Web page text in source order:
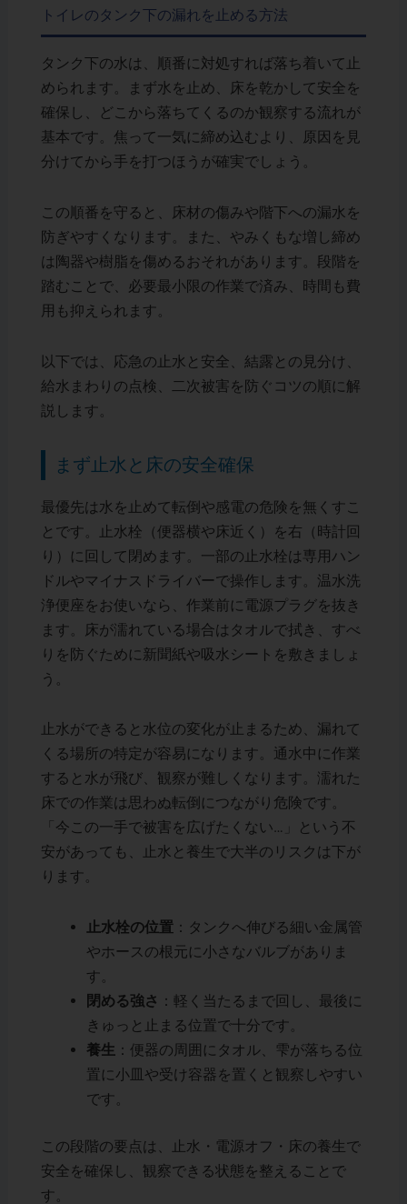
トイレのタンク下の漏れを止める方法
タンク下の水は、順番に対処すれば落ち着いて止
められます。まず水を止め、床を乾かして安全を
確保し、どこから落ちてくるのか観察する流れが
基本です。焦って一気に締め込むより、原因を見
分けてから手を打つほうが確実でしょう。
この順番を守ると、床材の傷みや階下への漏水を
防ぎやすくなります。また、やみくもな増し締め
は陶器や樹脂を傷めるおそれがあります。段階を
踏むことで、必要最小限の作業で済み、時間も費
用も抑えられます。
以下では、応急の止水と安全、結露との見分け、
給水まわりの点検、二次被害を防ぐコツの順に解
説します。
まず止水と床の安全確保
最優先は水を止めて転倒や感電の危険を無くすこ
とです。止水栓（便器横や床近く）を右（時計回
り）に回して閉めます。一部の止水栓は専用ハン
ドルやマイナスドライバーで操作します。温水洗
浄便座をお使いなら、作業前に電源プラグを抜き
ます。床が濡れている場合はタオルで拭き、すべ
りを防ぐために新聞紙や吸水シートを敷きましょ
う。
止水ができると水位の変化が止まるため、漏れて
くる場所の特定が容易になります。通水中に作業
すると水が飛び、観察が難しくなります。濡れた
床での作業は思わぬ転倒につながり危険です。
「今この一手で被害を広げたくない…」という不
安があっても、止水と養生で大半のリスクは下が
ります。
止水栓の位置：タンクへ伸びる細い金属管
やホースの根元に小さなバルブがありま
す。
閉める強さ ：軽く当たるまで回し、最後に
きゅっと止まる位置で十分です。
養生：便器の周囲にタオル、雫が落ちる位
置に小皿や受け容器を置くと観察しやすい
です。
この段階の要点は、止水・電源オフ・床の養生で
安全を確保し、観察できる状態を整えることで
す。